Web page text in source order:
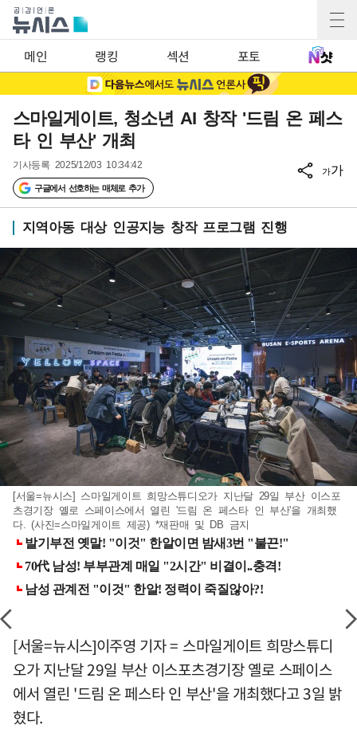
메인 랭킹 섹션 포토
스마일게이트, 청소년 AI 창작 '드림 온 페스
타 인 부산' 개최
기사등록 2025/12/03 10:34:42
구글에서 선호하는 매체로 추가
가가
지역아동 대상 인공지능 창작 프로그램 진행
[서울=뉴시스] 스마일게이트 희망스튜디오가 지난달 29일 부산 이스포
츠경기장 옐로 스페이스에서 열린 '드림 온 페스타 인 부산'을 개최했
다. (사진=스마일게이트 제공) *재판매 및 DB 금지
[서울=뉴시스]이주영 기자 = 스마일게이트 희망스튜디
오가 지난달 29일 부산 이스포츠경기장 옐로 스페이스
에서 열린 '드림 온 페스타 인 부산'을 개최했다고 3일 밝
혔다.